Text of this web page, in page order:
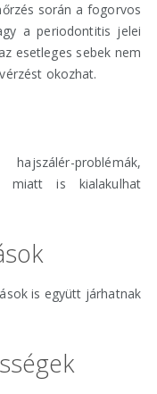
során a fogorvos
a periodontitis jelei
esetleges sebek nem
okozhat.
problémák,
miatt is kialakulhat
is együtt járhatnak